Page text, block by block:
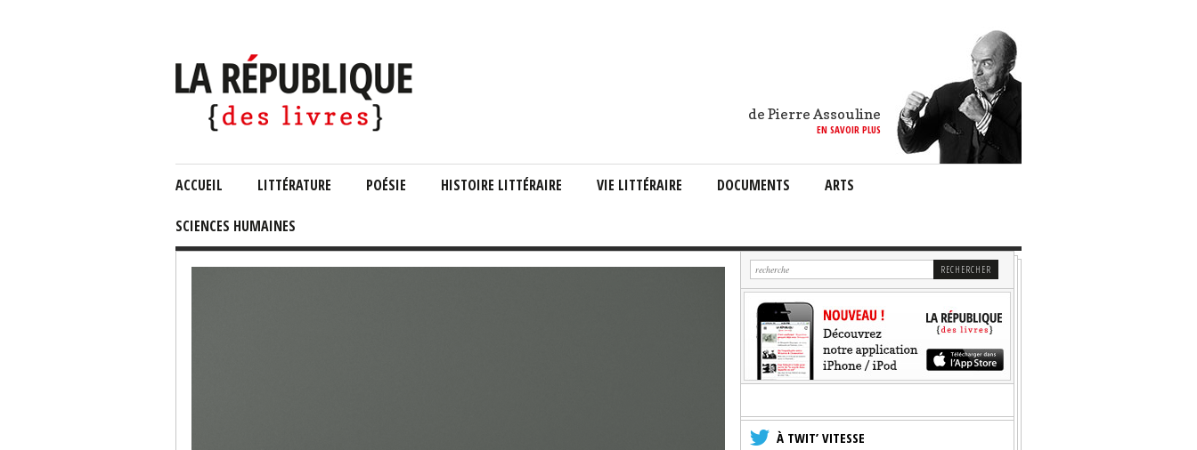
de Pierre Assouline
EN SAVOIR PLUS
ACCUEIL LITTÉRATURE POÉSIE HISTOIRE LITTÉRAIRE VIE LITTÉRAIRE DOCUMENTS ARTS
SCIENCES HUMAINES
À TWIT’ VITESSE